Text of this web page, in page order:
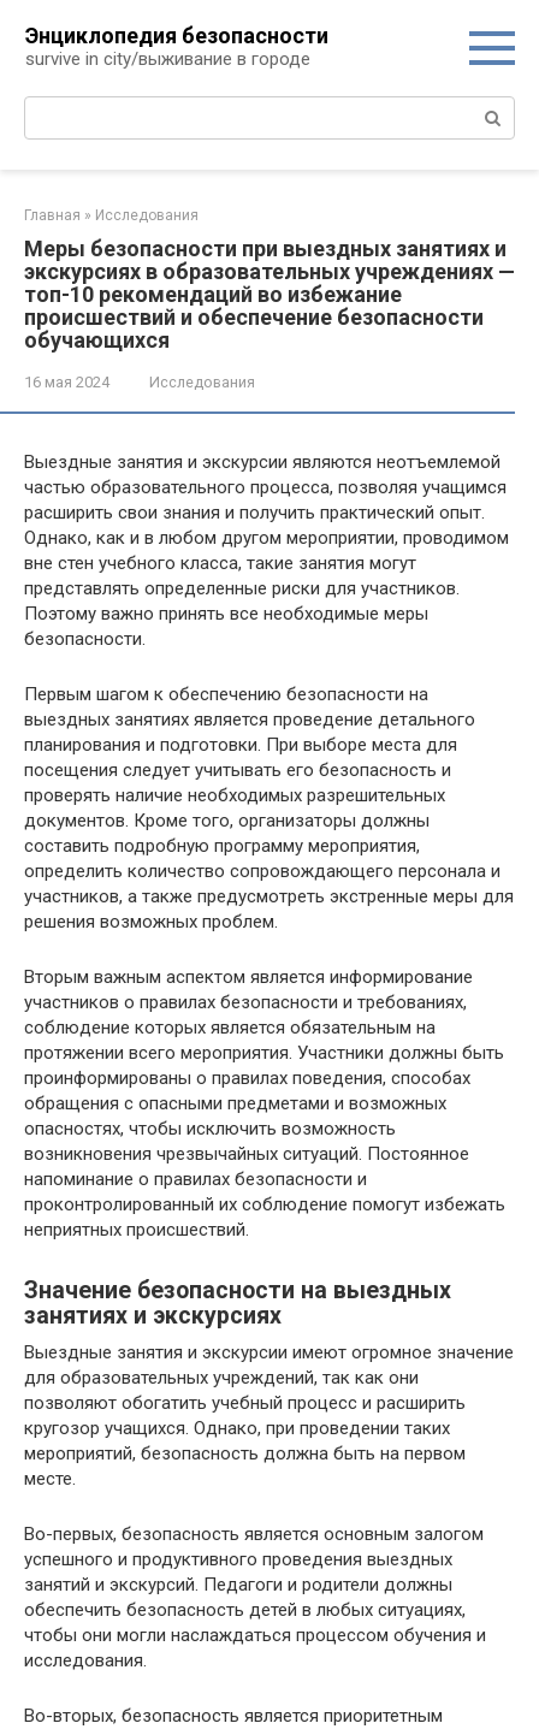
контенту
Энциклопедия безопасности
survive in city/выживание в городе
Поиск:
Главная » Исследования
Меры безопасности при выездных занятиях и
экскурсиях в образовательных учреждениях —
топ-10 рекомендаций во избежание
происшествий и обеспечение безопасности
обучающихся
16 мая 2024 Исследования
Выездные занятия и экскурсии являются неотъемлемой
частью образовательного процесса, позволяя учащимся
расширить свои знания и получить практический опыт.
Однако, как и в любом другом мероприятии, проводимом
вне стен учебного класса, такие занятия могут
представлять определенные риски для участников.
Поэтому важно принять все необходимые меры
безопасности.
Первым шагом к обеспечению безопасности на
выездных занятиях является проведение детального
планирования и подготовки. При выборе места для
посещения следует учитывать его безопасность и
проверять наличие необходимых разрешительных
документов. Кроме того, организаторы должны
составить подробную программу мероприятия,
определить количество сопровождающего персонала и
участников, а также предусмотреть экстренные меры для
решения возможных проблем.
Вторым важным аспектом является информирование
участников о правилах безопасности и требованиях,
соблюдение которых является обязательным на
протяжении всего мероприятия. Участники должны быть
проинформированы о правилах поведения, способах
обращения с опасными предметами и возможных
опасностях, чтобы исключить возможность
возникновения чрезвычайных ситуаций. Постоянное
напоминание о правилах безопасности и
проконтролированный их соблюдение помогут избежать
неприятных происшествий.
Значение безопасности на выездных
занятиях и экскурсиях
Выездные занятия и экскурсии имеют огромное значение
для образовательных учреждений, так как они
позволяют обогатить учебный процесс и расширить
кругозор учащихся. Однако, при проведении таких
мероприятий, безопасность должна быть на первом
месте.
Во-первых, безопасность является основным залогом
успешного и продуктивного проведения выездных
занятий и экскурсий. Педагоги и родители должны
обеспечить безопасность детей в любых ситуациях,
чтобы они могли наслаждаться процессом обучения и
исследования.
Во-вторых, безопасность является приоритетным